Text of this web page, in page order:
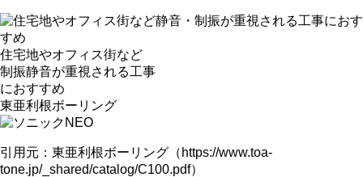
住宅地やオフィス街など
制振静音が重視 される工事
におすすめ
東亜利根ボーリング
引用元：東亜利根ボーリング（https://www.toa-
tone.jp/_shared/catalog/C100.pdf）